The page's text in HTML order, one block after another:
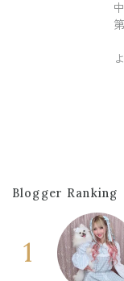
Blogger Ranking
1